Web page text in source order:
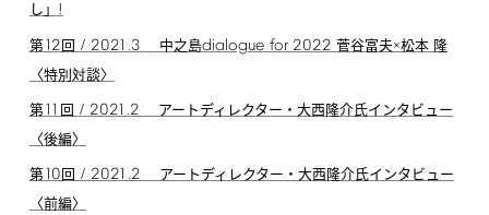
し」 !
第12 回 / 2021.3 中之島dialogue for 2022 菅谷富夫×松本 隆
〈特別対談〉
第11 回 / 2021.2 アートディレクター・大西隆介氏インタビュー
〈後編〉
第10 回 / 2021.2 アートディレクター・大西隆介氏インタビュー
〈前編〉